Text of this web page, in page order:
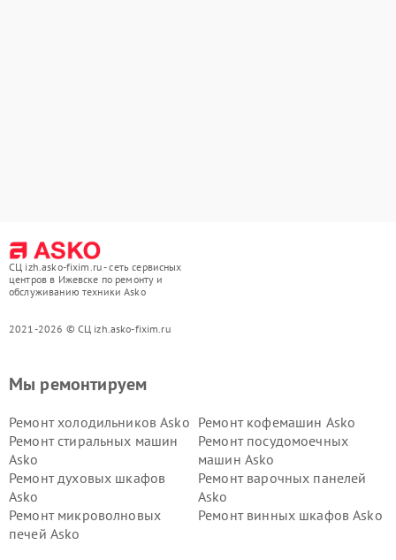
СЦ izh.asko-fixim.ru - сеть сервисных
центров в Ижевске по ремонту и
обслуживанию техники Asko
2021-2026 © СЦ izh.asko-fixim.ru
Мы ремонтируем
Ремонт холодильников Asko Ремонт кофемашин Asko
Ремонт стиральных машин
Asko
Ремонт посудомоечных
машин Asko
Ремонт духовых шкафов
Asko
Ремонт варочных панелей
Asko
Ремонт микроволновых
печей Asko
Ремонт винных шкафов Asko